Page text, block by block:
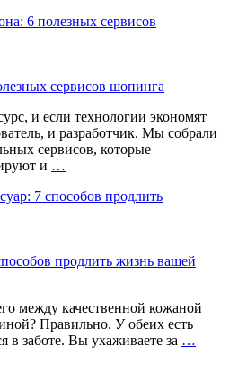
cервисов шопинга
и если технологии экономят
и разработчик. Мы собрали
сервисов, которые
и …
продлить жизнь вашей
между качественной кожаной
Правильно. У обеих есть
в заботе. Вы ухаживаете за …